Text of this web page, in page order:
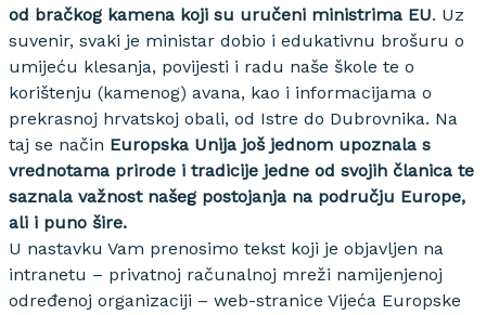
od bračkog kamena koji su uručeni ministrima EU. Uz
suvenir, svaki je ministar dobio i edukativnu brošuru o
umijeću klesanja, povijesti i radu naše škole te o
korištenju (kamenog) avana, kao i informacijama o
prekrasnoj hrvatskoj obali, od Istre do Dubrovnika. Na
taj se način Europska Unija još jednom upoznala s
vrednotama prirode i tradicije jedne od svojih članica te
saznala važnost našeg postojanja na području Europe,
ali i puno šire.
U nastavku Vam prenosimo tekst koji je objavljen na
intranetu – privatnoj računalnoj mreži namijenjenoj
određenoj organizaciji – web-stranice Vijeća Europske